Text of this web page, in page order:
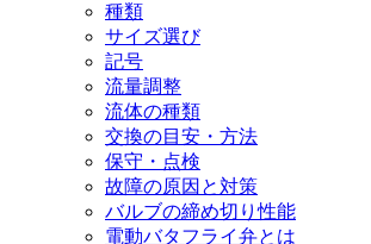
種類
サイズ選び
記号
流量調整
流体の種類
交換の目安・方法
保守・点検
故障の原因と対策
バルブの締め切り性能
電動バタフライ弁とは